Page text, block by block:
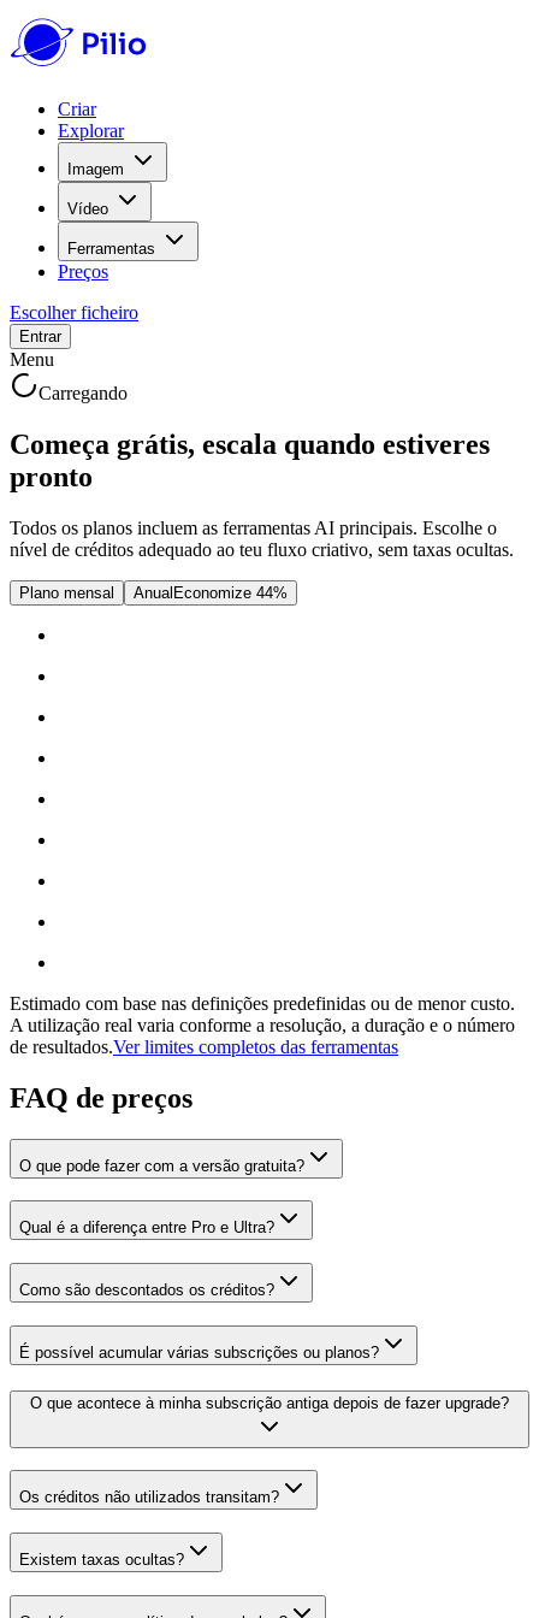
Criar
Explorar
Imagem
Vídeo
Ferramentas
Preços
Escolher ficheiro
Entrar
Menu
Carregando
Começa grátis, escala quando estiveres
pronto
Todos os planos incluem as ferramentas AI principais. Escolhe o
nível de créditos adequado ao teu fluxo criativo, sem taxas ocultas.
Plano mensal Anual Economize 44%
Estimado com base nas definições predefinidas ou de menor custo.
A utilização real varia conforme a resolução, a duração e o número
de resultados.Ver limites completos das ferramentas
FAQ de preços
O que pode fazer com a versão gratuita?
Qual é a diferença entre Pro e Ultra?
Como são descontados os créditos?
É possível acumular várias subscrições ou planos?
O que acontece à minha subscrição antiga depois de fazer upgrade?
Os créditos não utilizados transitam?
Existem taxas ocultas?